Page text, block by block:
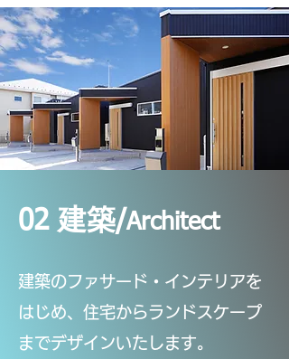
02 建築/Architect
建築のファサード・インテリアを
はじめ、住宅からランドスケープ
までデザインいたします。